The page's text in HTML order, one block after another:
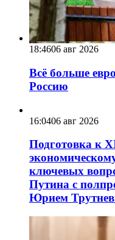
18:4606 авг 2026
Всё больше
Россию
16:0406 авг 2026
Подготовка к
ключевых
Путина с
Юрием